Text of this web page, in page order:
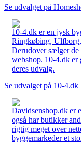
Se udvalget på
10-4.dk er en jysk
Ringkøbing,
Derudover sælger de
webshop. 10-4.dk
deres udvalg.
Se udvalget på 10-4.dk
Davidsenshop.dk er
også har butikker
rigtig meget over
byggemarkeder et